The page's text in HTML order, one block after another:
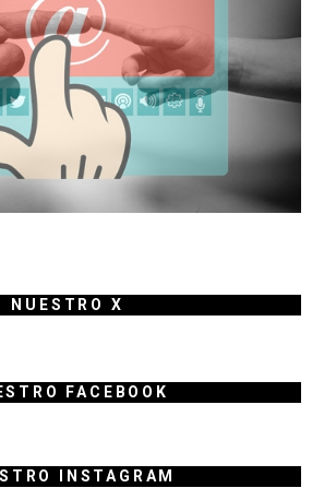
NUESTRO X
FACEBOOK
INSTAGRAM